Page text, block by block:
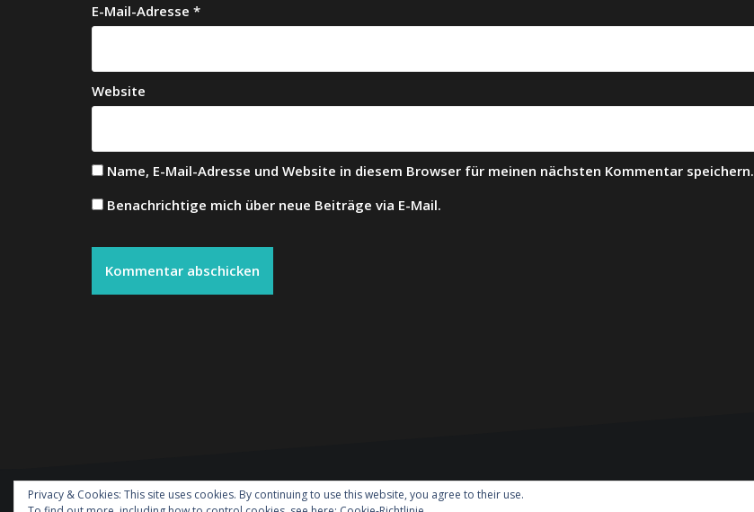
E-Mail-Adresse *
Website
Name, E-Mail-Adresse und Website in diesem Browser für meinen nächsten Kommentar speichern.
Benachrichtige mich über neue Beiträge via E-Mail.
Stolz präsentiert von WordPress| Theme:Obliquevon Themeisle.
Privacy & Cookies: This site uses cookies. By continuing to use this website, you agree to their use.